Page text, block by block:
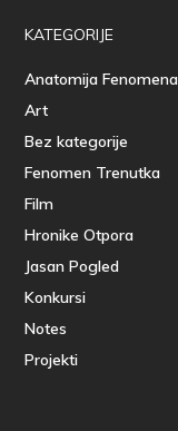
KATEGORIJE
Anatomija Fenomena
Art
Bez kategorije
Fenomen Trenutka
Film
Hronike Otpora
Jasan Pogled
Konkursi
Notes
Projekti